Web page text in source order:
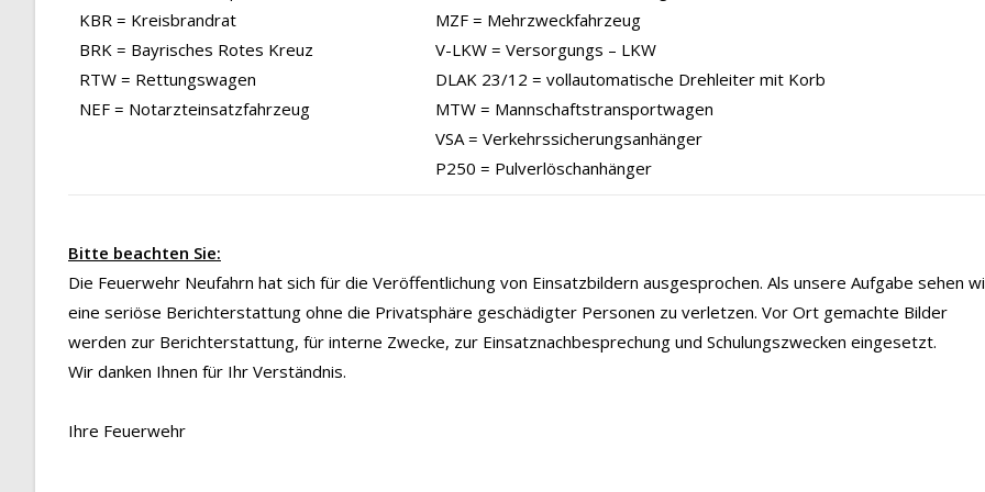
KBR = Kreisbrandrat
BRK = Bayrisches Rotes Kreuz
RTW = Rettungswagen
NEF = Notarzteinsatzfahrzeug
MZF = Mehrzweckfahrzeug
V-LKW = Versorgungs – LKW
DLAK 23/12 = vollautomatische Drehleiter mit Korb
MTW = Mannschaftstransportwagen
VSA = Verkehrssicherungsanhänger
P250 = Pulverlöschanhänger
Bitte beachten Sie:
Die Feuerwehr Neufahrn hat sich für die Veröffentlichung von Einsatzbildern ausgesprochen. Als unsere Aufgabe sehen
eine seriöse Berichterstattung ohne die Privatsphäre geschädigter Personen zu verletzen. Vor Ort gemachte Bilder
werden zur Berichterstattung, für interne Zwecke, zur Einsatznachbesprechung und Schulungszwecken eingesetzt.
Wir danken Ihnen für Ihr Verständnis.
Ihre Feuerwehr